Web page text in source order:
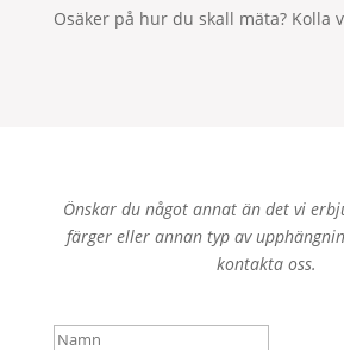
Osäker på hur du skall mäta? Kolla
Önskar du något annat än det vi
färger eller annan typ av
kontakta oss.